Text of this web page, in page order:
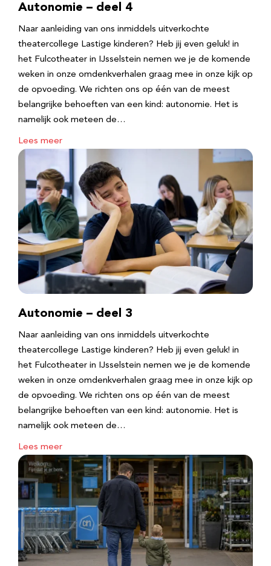
Autonomie – deel 4
Naar aanleiding van ons inmiddels uitverkochte
theatercollege Lastige kinderen? Heb jij even geluk! in
het Fulcotheater in IJsselstein nemen we je de komende
weken in onze omdenkverhalen graag mee in onze kijk op
de opvoeding. We richten ons op één van de meest
belangrijke behoeften van een kind: autonomie. Het is
namelijk ook meteen de…
Lees meer
Autonomie – deel 3
Naar aanleiding van ons inmiddels uitverkochte
theatercollege Lastige kinderen? Heb jij even geluk! in
het Fulcotheater in IJsselstein nemen we je de komende
weken in onze omdenkverhalen graag mee in onze kijk op
de opvoeding. We richten ons op één van de meest
belangrijke behoeften van een kind: autonomie. Het is
namelijk ook meteen de…
Lees meer